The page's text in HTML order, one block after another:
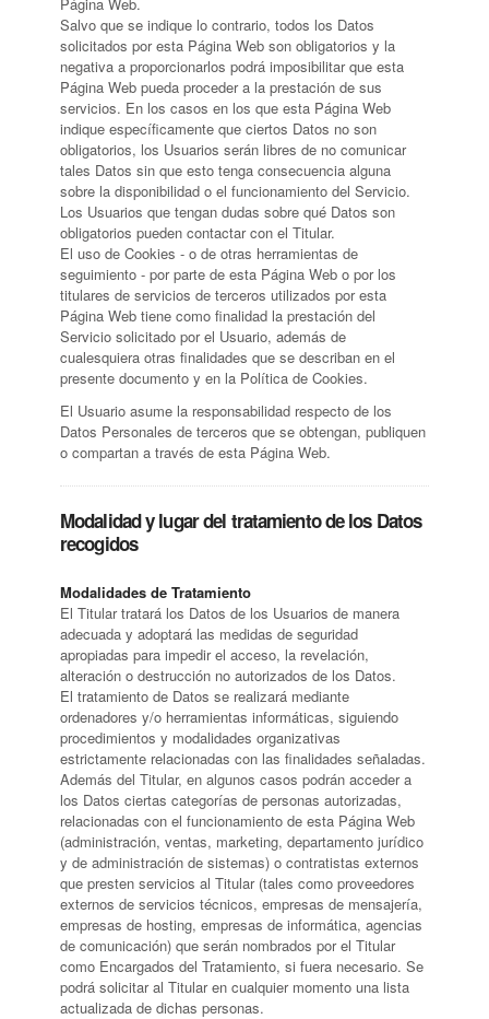
Salvo que se indique lo contrario, todos los Datos
solicitados por esta Página Web son obligatorios y la
negativa a proporcionarlos podrá imposibilitar que esta
Página Web pueda proceder a la prestación de sus
servicios. En los casos en los que esta Página Web
indique específicamente que ciertos Datos no son
obligatorios, los Usuarios serán libres de no comunicar
tales Datos sin que esto tenga consecuencia alguna
sobre la disponibilidad o el funcionamiento del Servicio.
Los Usuarios que tengan dudas sobre qué Datos son
obligatorios pueden contactar con el Titular.
El uso de Cookies - o de otras herramientas de
seguimiento - por parte de esta Página Web o por los
titulares de servicios de terceros utilizados por esta
Página Web tiene como finalidad la prestación del
Servicio solicitado por el Usuario, además de
cualesquiera otras finalidades que se describan en el
presente documento y en la Política de Cookies.
El Usuario asume la responsabilidad respecto de los
Datos Personales de terceros que se obtengan, publiquen
o compartan a través de esta Página Web.
Modalidad y lugar del tratamiento de los Datos
recogidos
Modalidades de Tratamiento
El Titular tratará los Datos de los Usuarios de manera
adecuada y adoptará las medidas de seguridad
apropiadas para impedir el acceso, la revelación,
alteración o destrucción no autorizados de los Datos.
El tratamiento de Datos se realizará mediante
ordenadores y/o herramientas informáticas, siguiendo
procedimientos y modalidades organizativas
estrictamente relacionadas con las finalidades señaladas.
Además del Titular, en algunos casos podrán acceder a
los Datos ciertas categorías de personas autorizadas,
relacionadas con el funcionamiento de esta Página Web
(administración, ventas, marketing, departamento jurídico
y de administración de sistemas) o contratistas externos
que presten servicios al Titular (tales como proveedores
externos de servicios técnicos, empresas de mensajería,
empresas de hosting, empresas de informática, agencias
de comunicación) que serán nombrados por el Titular
como Encargados del Tratamiento, si fuera necesario. Se
podrá solicitar al Titular en cualquier momento una lista
actualizada de dichas personas.